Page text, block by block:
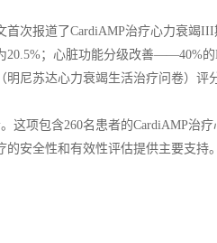
次报道了CardiAMP治疗心力衰竭
20.5%；心脏功能分级改善——40%
明尼苏达心力衰竭生活治疗问卷）
这项包含260名患者的CardiAMP治
安全性和有效性评估提供主要支持